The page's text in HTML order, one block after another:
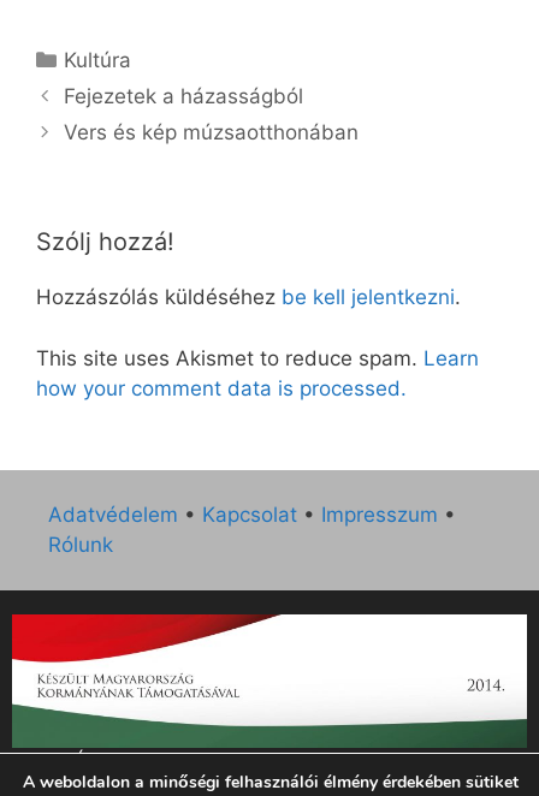
Kategória
Kultúra
Fejezetek a házasságból
Vers és kép múzsaotthonában
Szólj hozzá!
Hozzászólás küldéséhez be kell jelentkezni.
This site uses Akismet to reduce spam. Learn
how your comment data is processed.
Adatvédelem • Kapcsolat • Impresszum •
Rólunk
„Az Új Ember katolikus hetilap 2014. évi működésének
támogatását az EGYH-KCP-14-P-0121 sz. támogatási
A weboldalon a minőségi felhasználói élmény érdekében sütiket